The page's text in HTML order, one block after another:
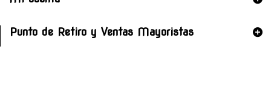
Punto de Retiro y Ventas Mayoristas